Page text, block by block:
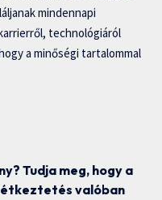
mindennapi
technológiáról
a minőségi tartalommal
Tudja meg, hogy a
valóban